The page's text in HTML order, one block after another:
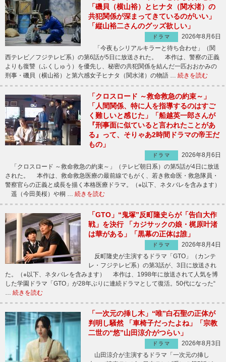
「磯貝（横山裕）とヒナタ（関水渚）の
共犯関係が深まってきているのがいい」
「縦山裕二さんのグッズ欲しい」
ドラマ
2026年8月6日
「今夜もシリアルキラーと待ち合わせ」（関
西テレビ／フジテレビ系）の第6話が5日に放送された。 本作は、警察の正義
よりも復讐（ふくしゅう）を優先し、秘密の共犯関係を結んだ一匹おおかみの
刑事・磯貝（横山裕）と第六感女子ヒナタ（関水渚）の物語 … 続きを読む
「クロスロード ～救命救急の約束～」
「人間関係、特に人を指導するのはすご
く難しいと感じた」「船越英一郎さんが
『刑事面に似ていると言われたことがあ
る』って、そりゃあ2時間ドラマの帝王だ
もの」
ドラマ
2026年8月6日
「クロスロード ～救命救急の約束～」（テレビ朝日系）の第5話が4日に放送
された。 本作は、救命救急医療の最前線でもがく、若き救命医・救急隊員・
警察官らの正義と成長を描く本格医療ドラマ。（※以下、ネタバレを含みます）
遥（今田美桜）や桐 … 続きを読む
「GTO」“鬼塚”反町隆史らが「告白大作
戦」を決行 「カジサックの娘・梶原叶渚
は華がある」「黒幕の正体は誰」
ドラマ
2026年8月4日
反町隆史が主演するドラマ「GTO」（カンテ
レ・フジテレビ系）の第3話が、3日に放送され
た。（※以下、ネタバレを含みます） 本作は、1998年に放送されて人気を博
した学園ドラマ「GTO」が28年ぶりに連続ドラマとして復活。50代になった“
… 続きを読む
「一次元の挿し木」“唯”白石聖の正体が
判明し騒然 「車椅子だったよね」「宗教
二世の“悠”山田涼介がつらい」
ドラマ
2026年8月3日
山田涼介が主演するドラマ「一次元の挿し